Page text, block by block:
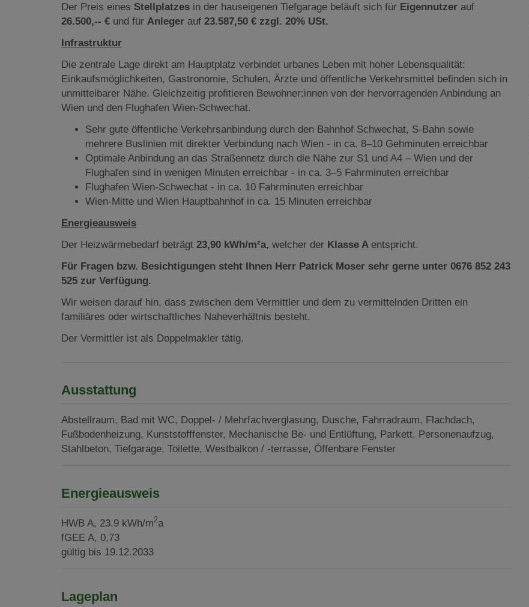
Der Preis eines Stellplatzes in der hauseigenen Tiefgarage beläuft sich für Eigennutzer auf
26.500,-- € und für Anleger auf 23.587,50 € zzgl. 20% USt.
Infrastruktur
Die zentrale Lage direkt am Hauptplatz verbindet urbanes Leben mit hoher Lebensqualität:
Einkaufsmöglichkeiten, Gastronomie, Schulen, Ärzte und öffentliche Verkehrsmittel befinden sich in
unmittelbarer Nähe. Gleichzeitig profitieren Bewohner:innen von der hervorragenden Anbindung an
Wien und den Flughafen Wien-Schwechat.
Sehr gute öffentliche Verkehrsanbindung durch den Bahnhof Schwechat, S-Bahn sowie
mehrere Buslinien mit direkter Verbindung nach Wien - in ca. 8–10 Gehminuten erreichbar
Optimale Anbindung an das Straßennetz durch die Nähe zur S1 und A4 – Wien und der
Flughafen sind in wenigen Minuten erreichbar - in ca. 3–5 Fahrminuten erreichbar
Flughafen Wien-Schwechat - in ca. 10 Fahrminuten erreichbar
Wien-Mitte und Wien Hauptbahnhof in ca. 15 Minuten erreichbar
Energieausweis
Der Heizwärmebedarf beträgt 23,90 kWh/m²a, welcher der Klasse A entspricht.
Für Fragen bzw. Besichtigungen steht Ihnen Herr Patrick Moser sehr gerne unter 0676 852 243
525 zur Verfügung.
Wir weisen darauf hin, dass zwischen dem Vermittler und dem zu vermittelnden Dritten ein
familiäres oder wirtschaftliches Naheverhältnis besteht.
Der Vermittler ist als Doppelmakler tätig.
Ausstattung
Abstellraum Bad mit WC Doppel- / Mehrfachverglasung Dusche Fahrradraum
Flachdach
Fußbodenheizung Kunststofffenster Mechanische Be- und Entlüftung Parkett Personenaufzug
Stahlbeton Tiefgarage Toilette Westbalkon / -terrasse Öffenbare Fenster
Energieausweis
HWB A, 23.9 kWh/m2a
fGEE A, 0,73
gültig bis 19.12.2033
Lageplan